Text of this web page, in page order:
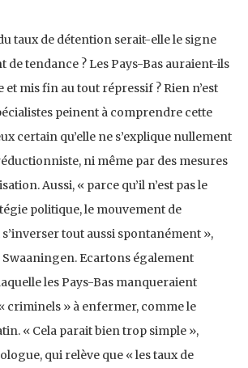
taux de détention serait-elle le signe
de tendance ? Les Pays-Bas auraient-ils
mis fin au tout répressif ? Rien n’est
peinent à comprendre cette
certain qu’elle ne s’explique nullement
ni même par des mesures
Aussi, « parce qu’il n’est pas le
politique, le mouvement de
tout aussi spontanément »,
Ecartons également
les Pays-Bas manqueraient
criminels » à enfermer, comme le
« Cela parait bien trop simple »,
qui relève que « les taux de